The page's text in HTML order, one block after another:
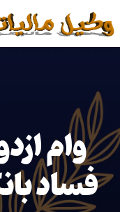
وام
فساد